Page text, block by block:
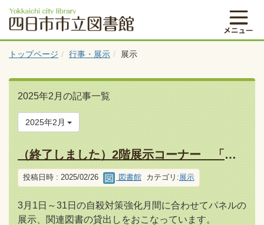
トップページ 行事・展示 展示
2025年2月の記事一覧
2025年2月
（終了しました）2階展示コーナー 「気づいていますか？こころのサイン」特集しています
投稿日時 : 2025/02/26 図書館 カテゴリ:展示
3月1日～31日の自殺対策強化月間に合わせてパネルの
展示、関連図書の貸出しをおこなっています。